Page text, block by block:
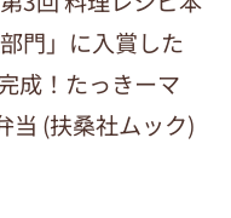
門」に入賞した
成！たっきーマ
当 (扶桑社ムック)